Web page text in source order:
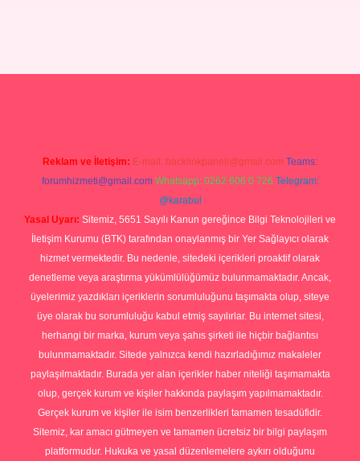
Reklam ve İletişim: E-mail: backlinkpaneli@gmail.com Teams:
forumhizmeti@gmail.com Whatsapp: 0262 606 0 726 Telegram:
@karabul
Yasal Uyarı: Sitemiz, 5651 Sayılı Kanun gereğince Bilgi Teknolojileri ve
İletişim Kurumu (BTK) tarafından onaylanmış bir Yer Sağlayıcı olarak
hizmet vermektedir. Bu nedenle, sitedeki içerikleri proaktif olarak
denetleme veya araştırma yükümlülüğümüz bulunmamaktadır. Ancak,
üyelerimiz yazdıkları içeriklerin sorumluluğunu taşımakta olup, siteye
üye olarak bu sorumluluğu kabul etmiş sayılırlar. Bu internet sitesi,
herhangi bir marka, kurum veya şahıs şirketi ile hiçbir bağlantısı
bulunmamaktadır. Sitede yalnızca kendi hazırladığımız makaleler
paylaşılmaktadır. Burada yer alan içerikler haber niteliği taşımamakta
olup, gerçek kurum ve kişiler hakkında paylaşım yapılmamaktadır.
Gerçek kurum ve kişiler ile isim benzerlikleri tamamen tesadüfidir.
Sitemiz, kar amacı gütmeyen ve tamamen ücretsiz bir bilgi paylaşım
platformudur. Hukuka ve yasal düzenlemelere aykırı olduğunu